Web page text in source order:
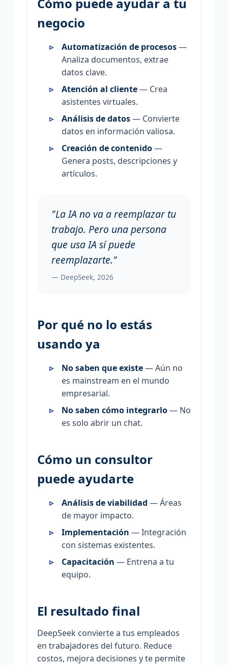
Cómo puede ayudar a tu
negocio
Automatización de procesos—
Analiza documentos, extrae
datos clave.
Atención al cliente— Crea
asistentes virtuales.
Análisis de datos— Convierte
datos en información valiosa.
Creación de contenido—
Genera posts, descripciones y
artículos.
"La IA no va a reemplazar tu
trabajo. Pero una persona
que usa IA sí puede
reemplazarte."
— DeepSeek, 2026
Por qué no lo estás
usando ya
No saben que existe— Aún no
es mainstream en el mundo
empresarial.
No saben cómo integrarlo— No
es solo abrir un chat.
Cómo un consultor
puede ayudarte
Análisis de viabilidad — Áreas
de mayor impacto.
Implementación — Integración
con sistemas existentes.
Capacitación — Entrena a tu
equipo.
El resultado final
DeepSeek convierte a tus empleados
en trabajadores del futuro. Reduce
costos, mejora decisiones y te permite